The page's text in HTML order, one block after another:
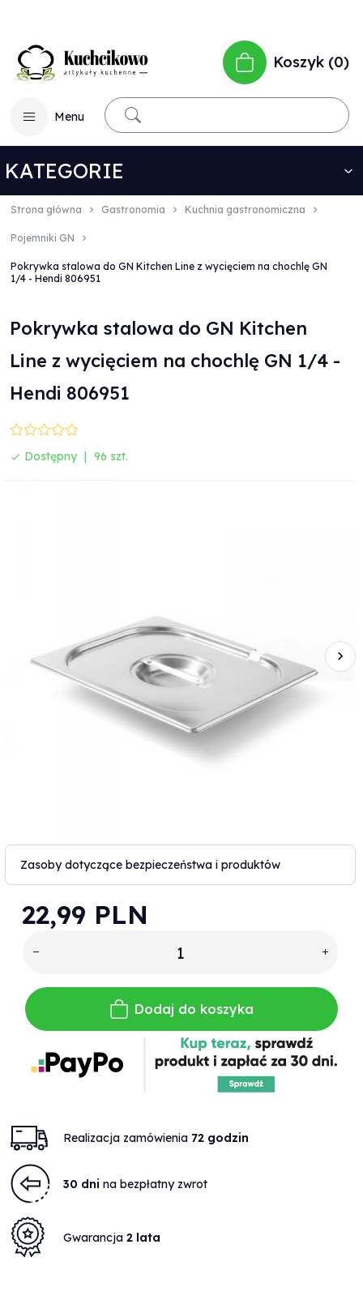
Menu
Koszyk 0
KATEGORIE
Strona główna Gastronomia Kuchnia gastronomiczna
Pojemniki GN
Pokrywka stalowa do GN Kitchen Line z wycięciem na chochlę GN
1/4 - Hendi 806951
Pokrywka stalowa do GN Kitchen
Line z wycięciem na chochlę GN 1/4 -
Hendi 806951
Dostępny 96 szt.
Zasoby dotyczące bezpieczeństwa i produktów
22,99 PLN
Dodaj do koszyka
Realizacja zamówienia 72 godzin
30 dni na bezpłatny zwrot
Gwarancja 2 lata